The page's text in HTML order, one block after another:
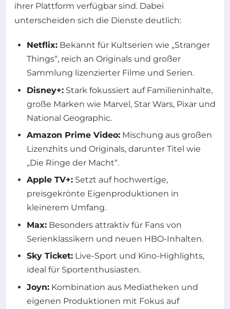
ihrer Plattform verfügbar sind. Dabei
unterscheiden sich die Dienste deutlich:
Netflix: Bekannt für Kultserien wie „Stranger
Things“, reich an Originals und großer
Sammlung lizenzierter Filme und Serien.
Disney+: Stark fokussiert auf Familieninhalte,
große Marken wie Marvel, Star Wars, Pixar und
National Geographic.
Amazon Prime Video: Mischung aus großen
Lizenzhits und Originals, darunter Titel wie
„Die Ringe der Macht“.
Apple TV+: Setzt auf hochwertige,
preisgekrönte Eigenproduktionen in
kleinerem Umfang.
Max: Besonders attraktiv für Fans von
Serienklassikern und neuen HBO-Inhalten.
Sky Ticket: Live-Sport und Kino-Highlights,
ideal für Sportenthusiasten.
Joyn: Kombination aus Mediatheken und
eigenen Produktionen mit Fokus auf